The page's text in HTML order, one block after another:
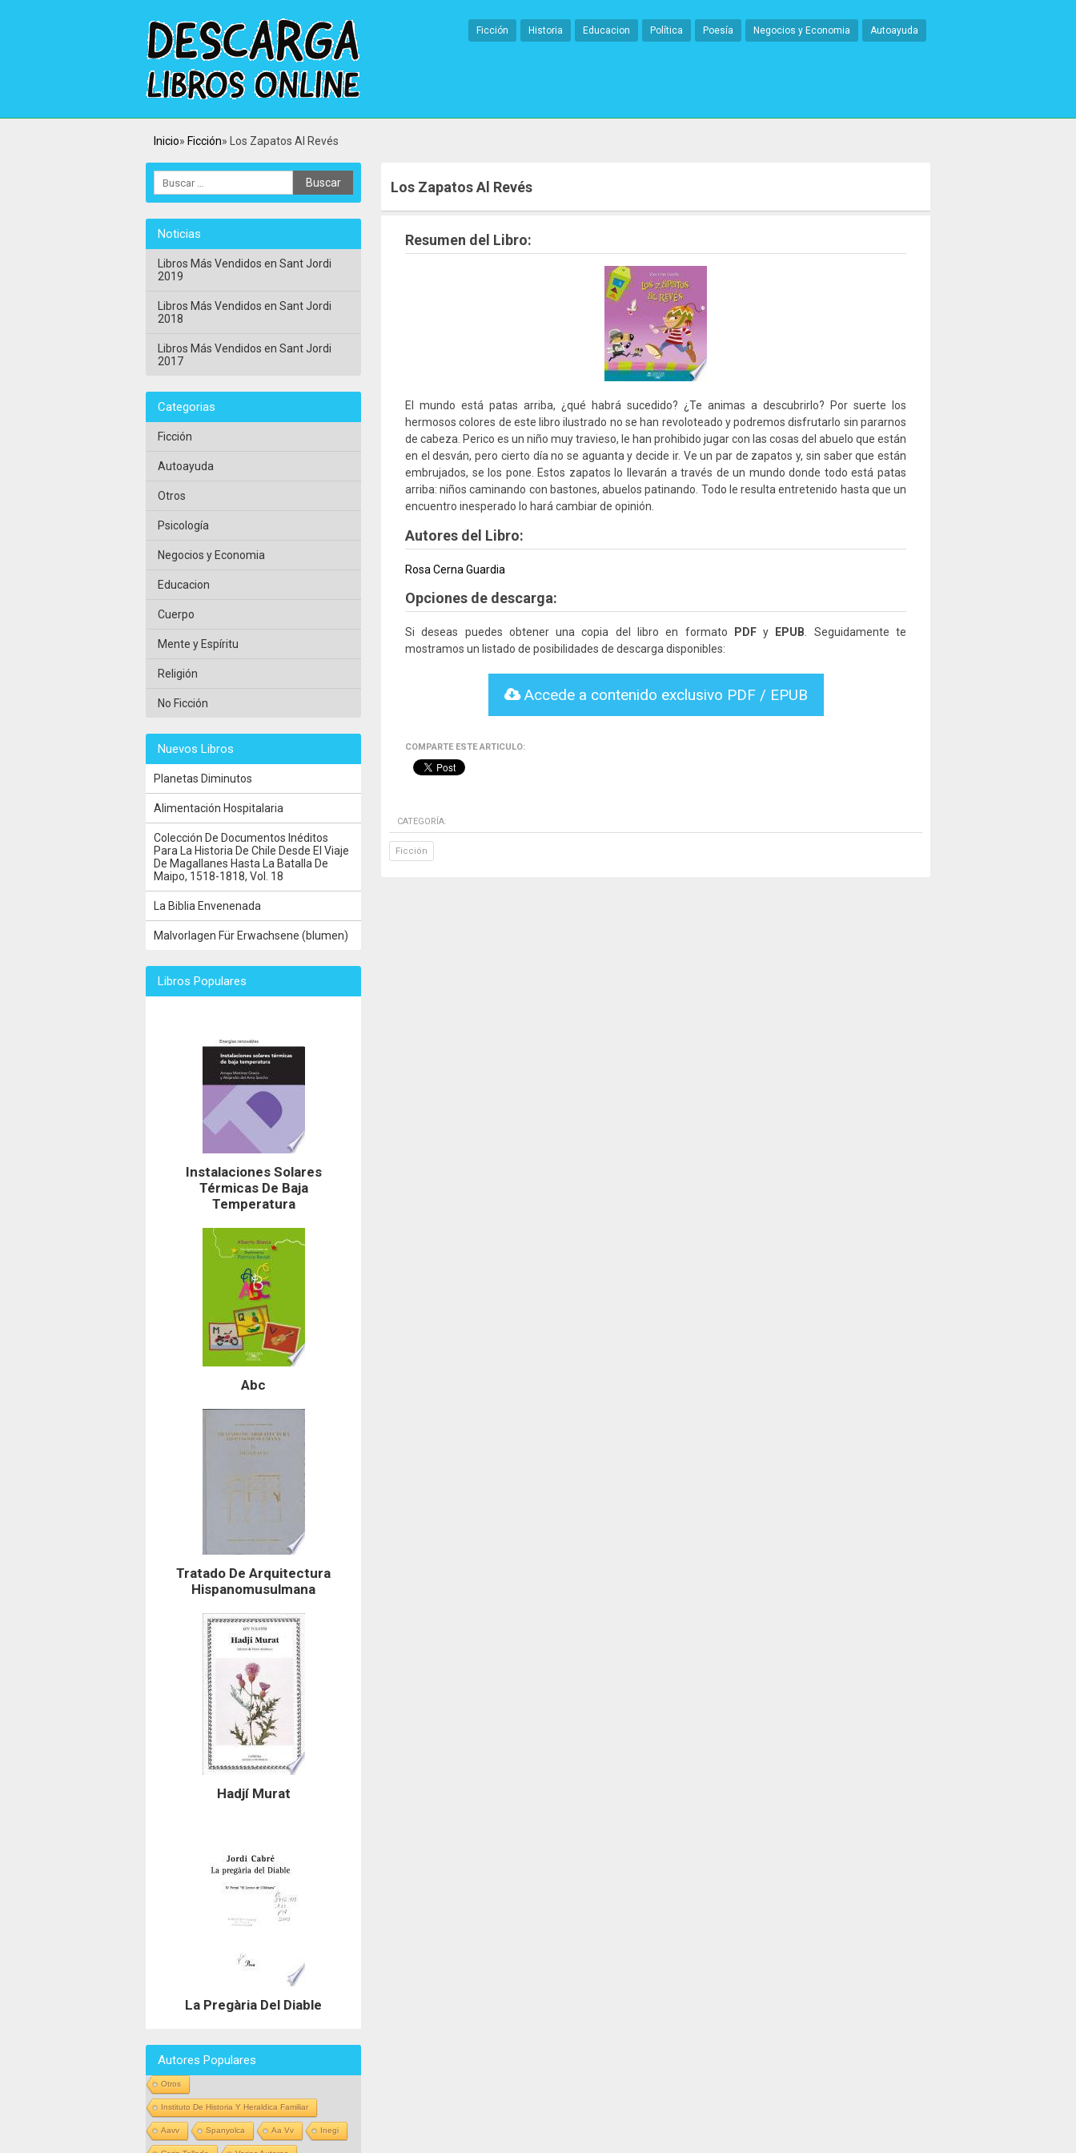
Ficción Historia Educacion Política Poesía Negocios y Economia Autoayuda
Inicio Ficción Los Zapatos Al Revés
Los Zapatos Al Revés
Resumen del Libro:
El mundo está patas arriba, ¿qué habrá sucedido? ¿Te animas a descubrirlo? Por suerte los
hermosos colores de este libro ilustrado no se han revoloteado y podremos disfrutarlo sin pararnos
de cabeza. Perico es un niño muy travieso, le han prohibido jugar con las cosas del abuelo que están
en el desván, pero cierto día no se aguanta y decide ir. Ve un par de zapatos y, sin saber que están
embrujados, se los pone. Estos zapatos lo llevarán a través de un mundo donde todo está patas
arriba: niños caminando con bastones, abuelos patinando. Todo le resulta entretenido hasta que un
encuentro inesperado lo hará cambiar de opinión.
Autores del Libro:
Rosa Cerna Guardia
Opciones de descarga:
Si deseas puedes obtener una copia del libro en formato PDFy EPUB . Seguidamente te
mostramos un listado de posibilidades de descarga disponibles:
Accede a contenido exclusivo PDF / EPUB
COMPARTE ESTE ARTICULO:
CATEGORÍA:
Ficción
Noticias
Libros Más Vendidos en Sant Jordi
2019
Libros Más Vendidos en Sant Jordi
2018
Libros Más Vendidos en Sant Jordi
2017
Categorias
Ficción
Autoayuda
Otros
Psicología
Negocios y Economia
Educacion
Cuerpo
Mente y Espíritu
Religión
No Ficción
Nuevos Libros
Planetas Diminutos
Alimentación Hospitalaria
Colección De Documentos Inéditos
Para La Historia De Chile Desde El Viaje
De Magallanes Hasta La Batalla De
Maipo, 1518-1818, Vol. 18
La Biblia Envenenada
Malvorlagen Für Erwachsene (blumen)
Libros Populares
Instalaciones Solares
Térmicas De Baja
Temperatura
Abc
Tratado De Arquitectura
Hispanomusulmana
Hadjí Murat
La Pregària Del Diable
Autores Populares
Otros
Instituto De Historia Y Heraldica Familiar
Aavv Spanyolca Aa Vv Inegi